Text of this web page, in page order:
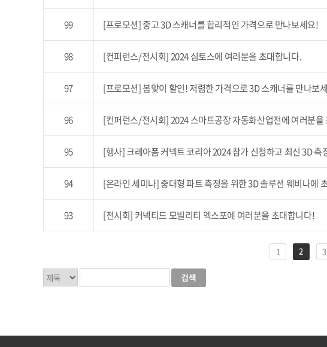
99 [프로모션] 중고 3D 스캐너를 합리적인 가격으로 만나보세요!
98 [컨퍼런스/전시회] 2024 심토스에 여러분을 초대합니다.
97 [프로모션] 봄맞이 할인! 저렴한 가격으로 3D 스캐너를 만나보
96 [컨퍼런스/전시회] 2024 스마트공장 자동화산업전에 여러분을
95 [행사] 크레아폼 커넥트 코리아 2024 참가 신청하고 최신 3D 측
94 [온라인 세미나] 중대형 파트 측정을 위한 3D 솔루션 웨비나에
93 [전시회] 커넥티드 모빌리티 엑스포에 여러분을 초대합니다!
1 2 3